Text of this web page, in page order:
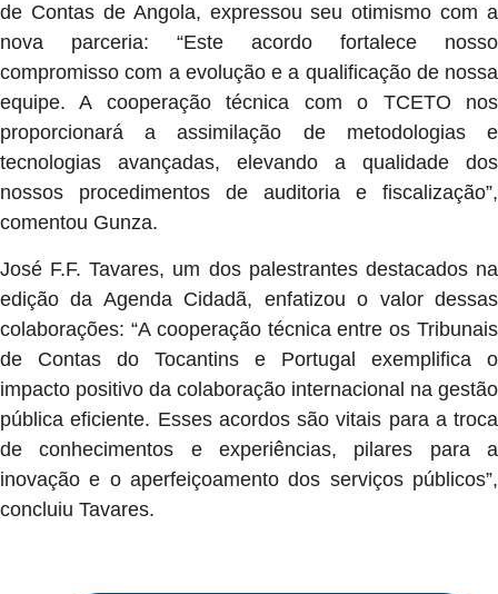
de Contas de Angola, expressou seu otimismo com a
nova parceria: “Este acordo fortalece nosso
compromisso com a evolução e a qualificação de nossa
equipe. A cooperação técnica com o TCETO nos
proporcionará a assimilação de metodologias e
tecnologias avançadas, elevando a qualidade dos
nossos procedimentos de auditoria e fiscalização”,
comentou Gunza.
José F.F. Tavares, um dos palestrantes destacados na
edição da Agenda Cidadã, enfatizou o valor dessas
colaborações: “A cooperação técnica entre os Tribunais
de Contas do Tocantins e Portugal exemplifica o
impacto positivo da colaboração internacional na gestão
pública eficiente. Esses acordos são vitais para a troca
de conhecimentos e experiências, pilares para a
inovação e o aperfeiçoamento dos serviços públicos”,
concluiu Tavares.